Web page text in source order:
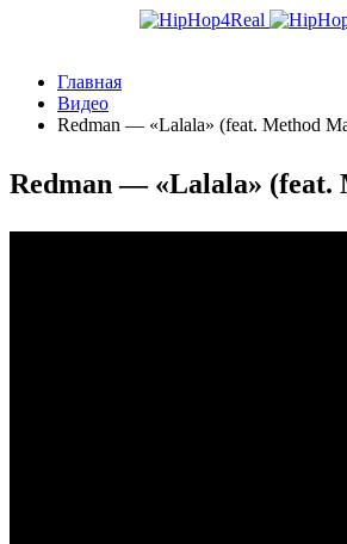
Главная
Видео
Redman — «Lalala» (feat. Method
Redman — «Lalala» (feat.